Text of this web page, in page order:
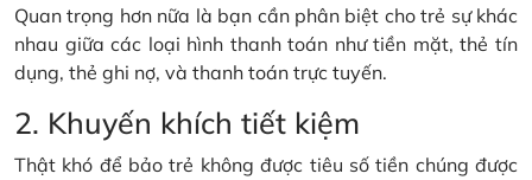
Quan trọng hơn nữa là bạn cần phân biệt cho trẻ sự khác
nhau giữa các loại hình thanh toán như tiền mặt, thẻ tín
dụng, thẻ ghi nợ, và thanh toán trực tuyến.
2. Khuyến khích tiết kiệm
Thật khó để bảo trẻ không được tiêu số tiền chúng được